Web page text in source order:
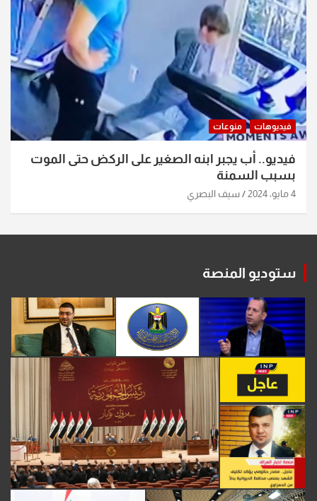
فيديوهات منوعات
فيديو.. أب يجبر ابنه الصغير على الركض حتى الموت
بسبب السمنة
4 مايو، 2024 سيف البصري
ستوديو المنصة